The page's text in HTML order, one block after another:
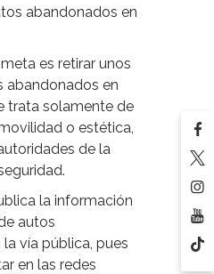
abandonados en
es retirar unos
abandonados en
trata solamente de
o estética,
de la
la información
autos
vía pública, pues
en las redes